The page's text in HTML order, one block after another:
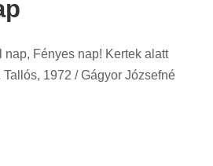
nap, Fényes nap! Kertek alatt
1972 / Gágyor Józsefné